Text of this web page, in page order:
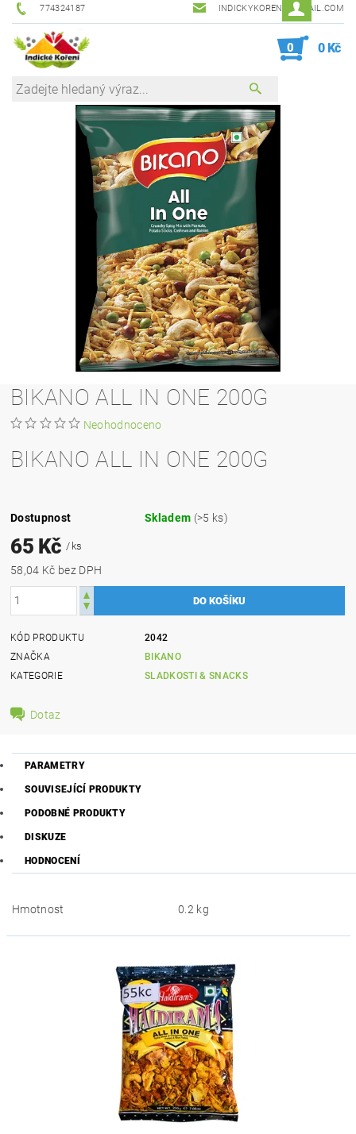
774324187 INDICKYKORENI@GMAIL.COM
0 0 Kč
BIKANO ALL IN ONE 200G
Neohodnoceno
BIKANO ALL IN ONE 200G
Dostupnost Skladem (>5 ks)
65 Kč/ ks
58,04 Kč bez DPH
KÓD PRODUKTU
2042
ZNAČKA
BIKANO
KATEGORIE
SLADKOSTI & SNACKS
Dotaz
PARAMETRY
SOUVISEJÍCÍ PRODUKTY
PODOBNÉ PRODUKTY
DISKUZE
HODNOCENÍ
Hmotnost 0.2 kg